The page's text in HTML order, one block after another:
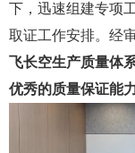
下，迅速组建专项
取证工作安排。经
飞长空生产质量体
优秀的质量保证能力